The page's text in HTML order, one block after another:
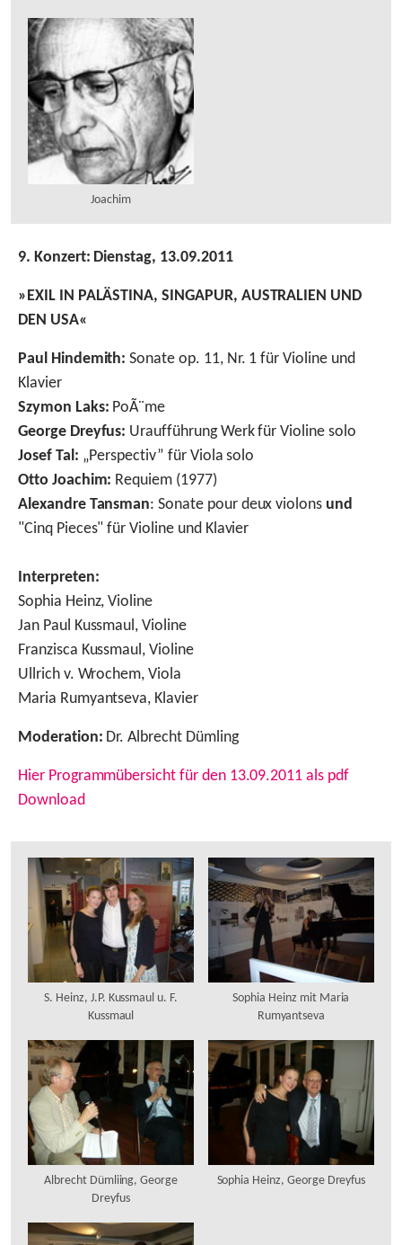
Joachim
9. Konzert: Dienstag, 13.09.2011
»EXIL IN PALÄSTINA, SINGAPUR, AUSTRALIEN UND
DEN USA«
Paul Hindemith:Sonate op. 11, Nr. 1 für Violine und
Klavier
Szymon Laks: PoÃ¨me
George Dreyfus: Uraufführung Werk für Violine solo
Josef Tal: „Perspectiv” für Viola solo
Otto Joachim: Requiem (1977)
Alexandre Tansman: Sonate pour deux violons und
"Cinq Pieces" für Violine und Klavier
Interpreten:
Sophia Heinz, Violine
Jan Paul Kussmaul, Violine
Franzisca Kussmaul, Violine
Ullrich v. Wrochem, Viola
Maria Rumyantseva, Klavier
Moderation: Dr. Albrecht Dümling
Hier Programmübersicht für den 13.09.2011 als pdf
Download
S. Heinz, J.P. Kussmaul u. F.
Kussmaul
Sophia Heinz mit Maria
Rumyantseva
Albrecht Dümliing, George
Dreyfus
Sophia Heinz, George Dreyfus